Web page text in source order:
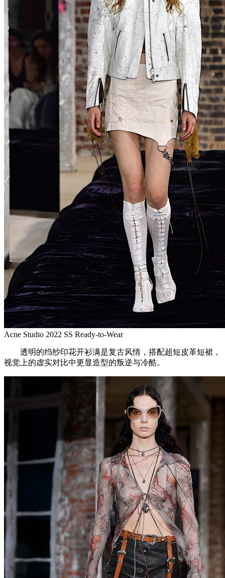
Acne Studio 2022 SS Ready-to-Wear
透明的绉纱印花开衫满是复古风情，搭配超短皮革短裙，
视觉上的虚实对比中更显造型的叛逆与冷酷。